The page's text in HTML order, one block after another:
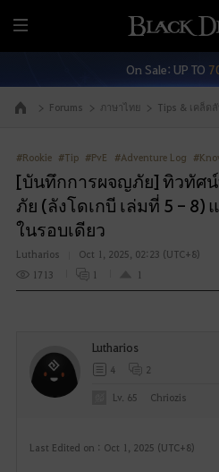
M
e
On Sale: UP TO
Go to the main page Forums ภาษาไทย Tips & เคล็ด
#Rookie #Tip #PvE #Adventure Log
[บันทึกการผจญภัย] ทิวทัศ
ภัย (ลังโดเกบี เล่มที่ 5 - 8)
ในรอบเดียว
Lutharios
Oct 1, 2025, 02:23 (UTC+8)
1713
1 1
Last Edited on : Oct 1, 2025 (UTC+8)
Lutharios
4 2
Lv. 65 Chriozis